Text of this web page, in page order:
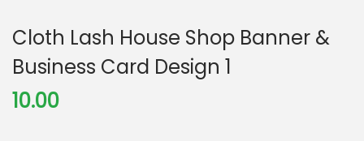
Cloth Lash House Shop Banner &
Business Card Design 1
10.00